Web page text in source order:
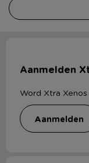
Aanmelden
Word Xtra
aanmelden